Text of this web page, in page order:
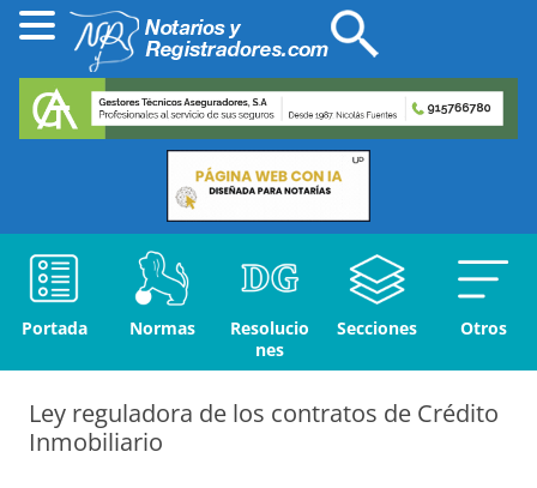
Portada Normas
Resolucio
nes
Secciones Otros
Ley reguladora de los contratos de Crédito
Inmobiliario